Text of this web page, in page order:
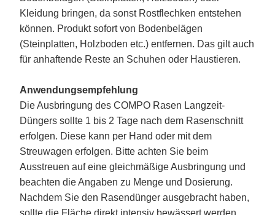
Kleidung bringen, da sonst Rostflechken entstehen
können. Produkt sofort von Bodenbelägen
(Steinplatten, Holzboden etc.) entfernen. Das gilt auch
für anhaftende Reste an Schuhen oder Haustieren.
Anwendungsempfehlung
Die Ausbringung des COMPO Rasen Langzeit-
Düngers sollte 1 bis 2 Tage nach dem Rasenschnitt
erfolgen. Diese kann per Hand oder mit dem
Streuwagen erfolgen. Bitte achten Sie beim
Ausstreuen auf eine gleichmäßige Ausbringung und
beachten die Angaben zu Menge und Dosierung.
Nachdem Sie den Rasendünger ausgebracht haben,